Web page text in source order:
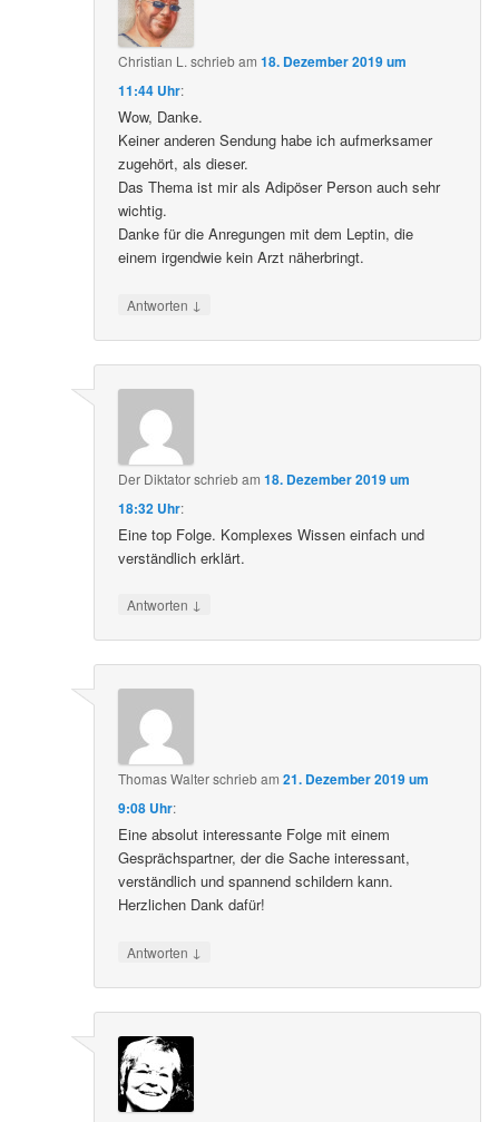
Christian L.schriebam18. Dezember 2019 um
11:44 Uhr:
Wow, Danke.
Keiner anderen Sendung habe ich aufmerksamer
zugehört, als dieser.
Das Thema ist mir als Adipöser Person auch sehr
wichtig.
Danke für die Anregungen mit dem Leptin, die
einem irgendwie kein Arzt näherbringt.
Antworten ↓
Der Diktatorschriebam18. Dezember 2019 um
18:32 Uhr:
Eine top Folge. Komplexes Wissen einfach und
verständlich erklärt.
Antworten ↓
Thomas Walterschriebam21. Dezember 2019 um
9:08 Uhr:
Eine absolut interessante Folge mit einem
Gesprächspartner, der die Sache interessant,
verständlich und spannend schildern kann.
Herzlichen Dank dafür!
Antworten ↓